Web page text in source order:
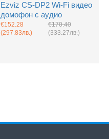
Ezviz CS-DP2 Wi-Fi видео
домофон с аудио
€152.28
(297.83лв.)
€170.40
(333.27лв.)